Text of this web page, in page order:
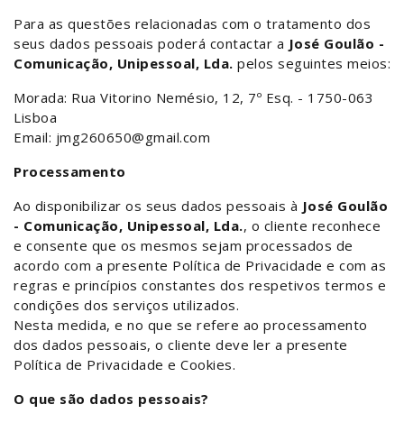
Para as questões relacionadas com o tratamento dos
seus dados pessoais poderá contactar a José Goulão -
Comunicação, Unipessoal, Lda. pelos seguintes meios:
Morada: Rua Vitorino Nemésio, 12, 7º Esq. - 1750-063
Lisboa
Email: jmg260650@gmail.com
Processamento
Ao disponibilizar os seus dados pessoais à José Goulão
- Comunicação, Unipessoal, Lda., o cliente reconhece
e consente que os mesmos sejam processados de
acordo com a presente Política de Privacidade e com as
regras e princípios constantes dos respetivos termos e
condições dos serviços utilizados.
Nesta medida, e no que se refere ao processamento
dos dados pessoais, o cliente deve ler a presente
Política de Privacidade e Cookies.
O que são dados pessoais?